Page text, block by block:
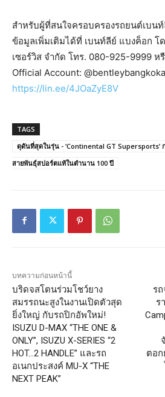
สำหรับผู้ที่สนใจครอบครองรถยนต์เบน
ข้อมูลเพิ่มเติมได้ที่ เบนท์ลีย์ แบงค็อก โ
เซอร์วิส จำกัด โทร. 080-925-9999 ห
Official Account:
https://lin.ee/4JOaZyE8V
TAGS
ดุดันที่สุดในรุ่น - ‘Continental GT Supersports’
สายพันธุ์สปอร์ตแท้ในตำนาน 100 ปี
บทความก่อนหน้านี้
บริดจสโตนร่วมโชว์ยาง
สมรรถนะสูงในงานเปิดตัวสุด
ยิ่งใหญ่ กับรถปิกอัพใหม่!
ISUZU D-MAX “THE ONE &
ONLY”, ISUZU X-SERIES “2
HOT…2 HANDLE” และรถ
อเนกประสงค์ MU-X “THE
NEXT PEAK”
ร
ร
ตอก